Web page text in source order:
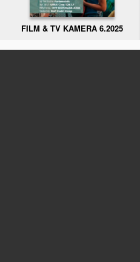
FILM & TV KAMERA 6.2025